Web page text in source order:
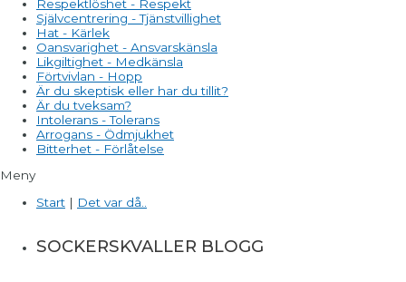
Respektlöshet - Respekt
Självcentrering - Tjänstvillighet
Hat - Kärlek
Oansvarighet - Ansvarskänsla
Likgiltighet - Medkänsla
Förtvivlan - Hopp
Är du skeptisk eller har du tillit?
Är du tveksam?
Intolerans - Tolerans
Arrogans - Ödmjukhet
Bitterhet - Förlåtelse
Meny
Start | Det var då..
SOCKERSKVALLER BLOGG